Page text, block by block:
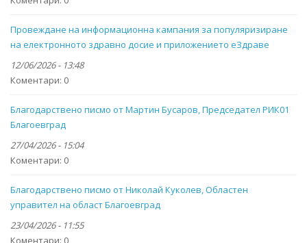
Провеждане на информационна кампания за популяризиране
на електронното здравно досие и приложението eЗдраве
12/06/2026 - 13:48
Коментари: 0
Благодарствено писмо от Мартин Бусаров, Председател РИК01
Благоевград
27/04/2026 - 15:04
Коментари: 0
Благодарствено писмо от Николай Куколев, Областен
управител на област Благоевград
23/04/2026 - 11:55
Коментари: 0